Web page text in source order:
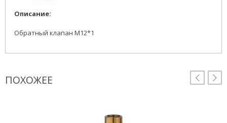
Описание:
Обратный клапан М12*1
 
ПОХОЖЕЕ